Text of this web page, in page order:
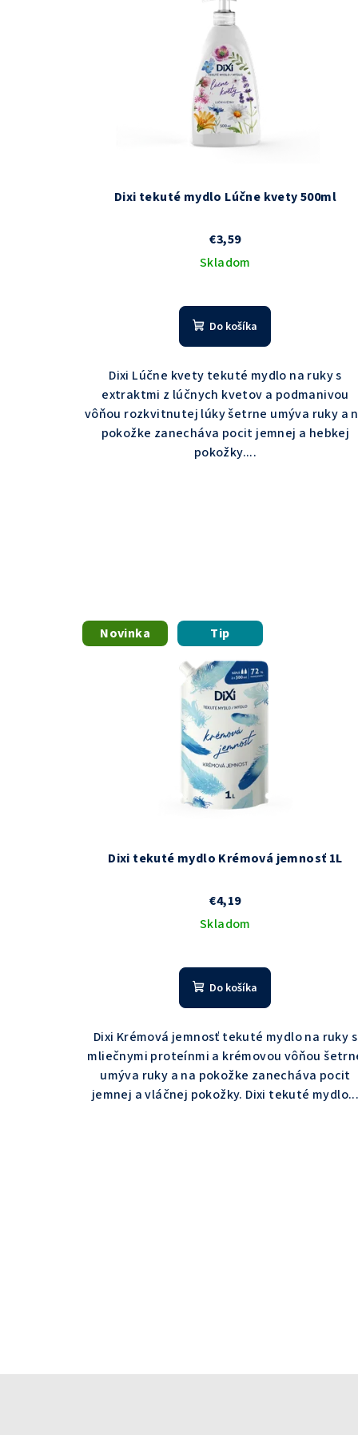
Dixi tekuté mydlo Lúčne kvety 500ml
€3,59
Skladom
hodnotenie
produktu
je
5,0
5
hviezdičiek.
Do košíka
Dixi Lúčne kvety tekuté mydlo na ruky s
extraktmi z lúčnych kvetov a podmanivou
vôňou rozkvitnutej lúky šetrne umýva ruky a
pokožke zanecháva pocit jemnej a hebkej
pokožky....
Novinka Tip
Dixi tekuté mydlo Krémová jemnosť 1L
€4,19
Skladom
Do košíka
Dixi Krémová jemnosť tekuté mydlo na ruky s
mliečnymi proteínmi a krémovou vôňou
umýva ruky a na pokožke zanecháva pocit
jemnej a vláčnej pokožky. Dixi tekuté